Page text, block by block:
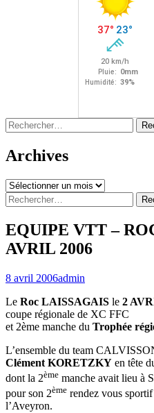
Rechercher :
Archives
Archives
Rechercher :
EQUIPE VTT –
AVRIL 2006
8 avril 2006admin
Le Roc LAISSAGAIS le 2
coupe régionale de XC FFC
et 2ème manche du Trophée
L’ensemble du team
Clément KORETZKY en tête
dont la 2ème manche avait lieu à
pour son 2ème rendez vous
l’Aveyron.